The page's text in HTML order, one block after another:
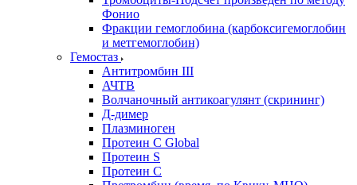
Фонио
Фракции гемоглобина (карбоксигемоглобин
и метгемоглобин)
Гемостаз
Антитромбин III
АЧТВ
Волчаночный антикоагулянт (скрининг)
Д-димер
Плазминоген
Протеин C Global
Протеин S
Протеин С